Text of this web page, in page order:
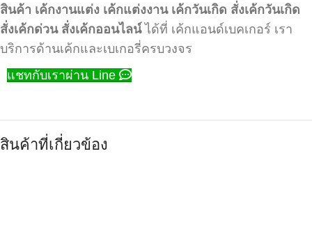
สินค้า เค้กงานแต่ง เค้กแต่งงาน เค้กวันเกิด สั่งเค้กวันเกิด
สั่งเค้กด่วน สั่งเค้กออนไลน์ได้ที่ เค้กแอนด์เบคเกอร์ เรา
บริการด้านเค้กและเบเกอรี่ครบวงจร
แชทกับเราผ่าน Line
สินค้าที่เกี่ยวข้อง